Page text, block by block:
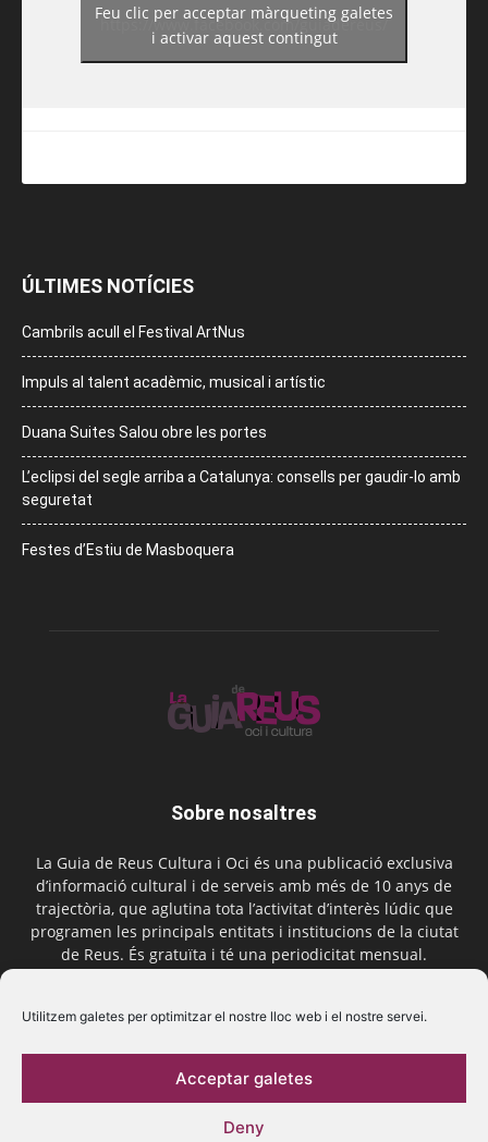
Utilitzem galetes per optimitzar el nostre lloc web i el nostre servei.
Acceptar galetes
Deny
https://www.facebook.com/guiadereus/
Feu clic per acceptar màrqueting galetes
i activar aquest contingut
ÚLTIMES NOTÍCIES
Cambrils acull el Festival ArtNus
Impuls al talent acadèmic, musical i artístic
Duana Suites Salou obre les portes
L’eclipsi del segle arriba a Catalunya: consells per gaudir-lo amb
seguretat
Festes d’Estiu de Masboquera
Sobre nosaltres
La Guia de Reus Cultura i Oci és una publicació exclusiva
d’informació cultural i de serveis amb més de 10 anys de
trajectòria, que aglutina tota l’activitat d’interès lúdic que
programen les principals entitats i institucions de la ciutat
de Reus. És gratuïta i té una periodicitat mensual.
Segueix-nos